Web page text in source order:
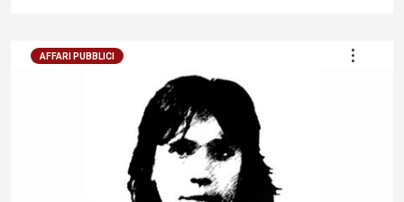
AFFARI PUBBLICI